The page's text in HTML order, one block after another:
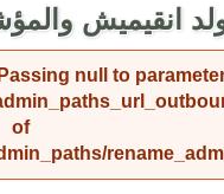
انقيميش
null to
of